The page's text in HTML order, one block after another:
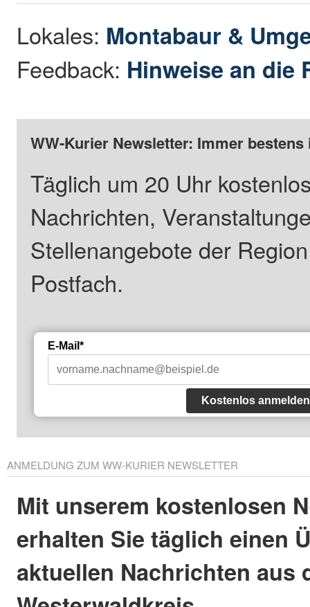
Lokales: Montabaur &
Feedback: Hinweise an die
WW-Kurier Newsletter: Immer
Täglich um 20 Uhr
Nachrichten,
Stellenangebote der
Postfach.
E-Mail*
Kostenlos anmelden
ANMELDUNG ZUM WW-KURIER NEWSLETTER
Mit unserem kostenlosen
erhalten Sie täglich einen
aktuellen Nachrichten aus